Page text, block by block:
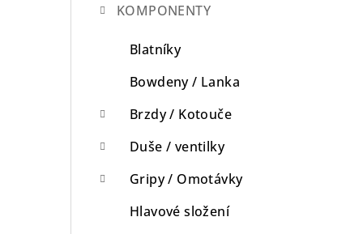
KOMPONENTY
Blatníky
Bowdeny / Lanka
Brzdy / Kotouče
Duše / ventilky
Gripy / Omotávky
Hlavové složení